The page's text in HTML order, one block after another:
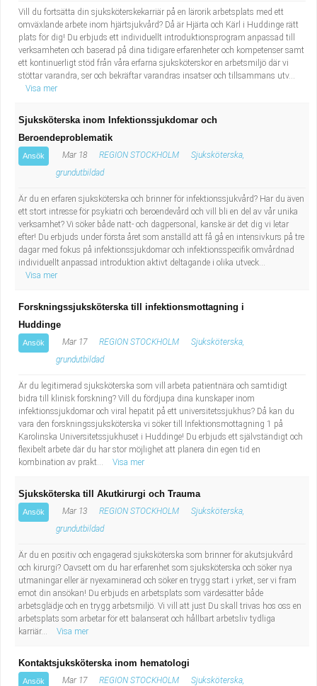
Vill du fortsätta din sjuksköterskekarriär på en lärorik arbetsplats med ett
omväxlande arbete inom hjärtsjukvård? Då är Hjärta och Kärl i Huddinge rätt
plats för dig! Du erbjuds ett individuellt introduktionsprogram anpassad till
verksamheten och baserad på dina tidigare erfarenheter och kompetenser samt
ett kontinuerligt stöd från våra erfarna sjuksköterskor en arbetsmiljö där vi
stöttar varandra, ser och bekräftar varandras insatser och tillsammans utv...
Visa mer
Sjuksköterska inom Infektionssjukdomar och
Beroendeproblematik
Ansök Mar 18 REGION STOCKHOLM
Sjuksköterska,
grundutbildad
Är du en erfaren sjuksköterska och brinner för infektionssjukvård? Har du även
ett stort intresse för psykiatri och beroendevård och vill bli en del av vår unika
verksamhet? Vi söker både natt- och dagpersonal, kanske är det dig vi letar
efter! Du erbjuds under första året som anställd att få gå en intensivkurs på tre
dagar med fokus på infektionssjukdomar och infektionsspecifik omvårdnad
individuellt anpassad introduktion aktivt deltagande i olika utveck...
Visa mer
Forskningssjuksköterska till infektionsmottagning i
Huddinge
Ansök Mar 17 REGION STOCKHOLM
Sjuksköterska,
grundutbildad
Är du legitimerad sjuksköterska som vill arbeta patientnära och samtidigt
bidra till klinisk forskning? Vill du fördjupa dina kunskaper inom
infektionssjukdomar och viral hepatit på ett universitetssjukhus? Då kan du
vara den forskningssjuksköterska vi söker till Infektionsmottagning 1 på
Karolinska Universitetssjukhuset i Huddinge! Du erbjuds ett självständigt och
flexibelt arbete där du har stor möjlighet att planera din egen tid en
kombination av prakt...
Visa mer
Sjuksköterska till Akutkirurgi och Trauma
Ansök Mar 13 REGION STOCKHOLM
Sjuksköterska,
grundutbildad
Är du en positiv och engagerad sjuksköterska som brinner för akutsjukvård
och kirurgi? Oavsett om du har erfarenhet som sjuksköterska och söker nya
utmaningar eller är nyexaminerad och söker en trygg start i yrket, ser vi fram
emot din ansökan! Du erbjuds en arbetsplats som värdesätter både
arbetsglädje och en trygg arbetsmiljö. Vi vill att just Du skall trivas hos oss en
arbetsplats som arbetar för ett balanserat och hållbart arbetsliv tydliga
karriär...
Visa mer
Kontaktsjuksköterska inom hematologi
Ansök Mar 17 REGION STOCKHOLM
Sjuksköterska,